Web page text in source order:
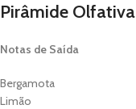
Pirâmide Olfativa
Notas de Saída
Bergamota
Limão